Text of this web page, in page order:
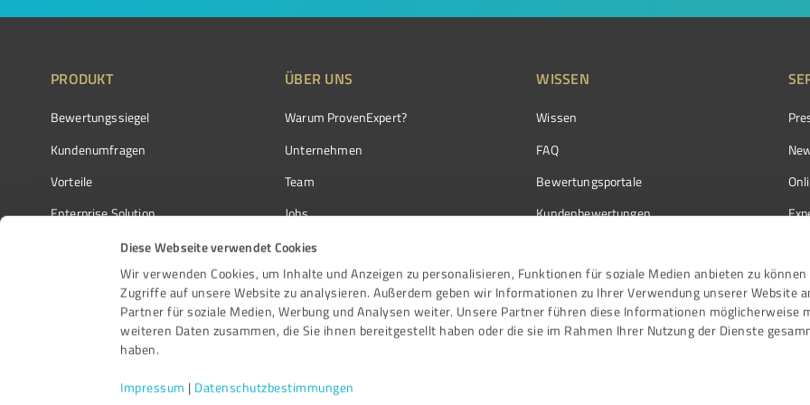
Diese Webseite verwendet Cookies
Wir verwenden Cookies, um Inhalte und Anzeigen zu personalisieren, Funktionen für soziale Medien anbieten zu können
Zugriffe auf unsere Website zu analysieren. Außerdem geben wir Informationen zu Ihrer Verwendung unserer Website
Partner für soziale Medien, Werbung und Analysen weiter. Unsere Partner führen diese Informationen möglicherweise
weiteren Daten zusammen, die Sie ihnen bereitgestellt haben oder die sie im Rahmen Ihrer Nutzung der Dienste
haben.
Impressum | Datenschutzbestimmungen
PRODUKT
Bewertungssiegel
Kundenumfragen
Vorteile
Enterprise Solution
Partnerprogramm
Auszeichnungen
ÜBER UNS
Warum ProvenExpert?
Unternehmen
Team
Jobs
Kundenstimmen
Kontakt
WISSEN
Wissen
FAQ
Bewertungsportale
Kundenbewertungen
Bewertungs­richtlinien
Events